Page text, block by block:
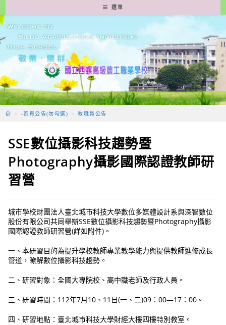
轉
至
要
容
選單
> -首頁公告(勿勾選) > 教職員公告
SSE數位攝影科技趨勢暨
Photography攝影國際認證教師研
習營
城市學校財團法人臺北城市科技大學數位多媒體設計系與深智數位
股份有限公司共同舉辦SSE數位攝影科技趨勢暨Photography攝影
國際認證教師研習營(詳如附件)。
一、本研習目的為提升學校教師專業教學能力與提供教師進修成長
管道，瞭解數位攝影科技趨勢。
二、研習對象：全國大專院校、高中職老師及行政人員。
三、研習時間：112年7月10、11日(一、二)09：00—17：00。
四、研習地點：臺北城市科技大學財經大樓四樓特別教室。